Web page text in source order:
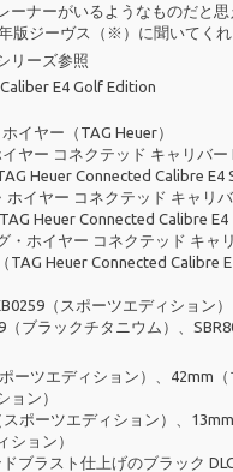
ーナーがいるようなものだと
版ジーヴス（※）に聞いてくれ
リーズ参照
E4 Golf Edition
イヤー（TAG Heuer）
ヤー コネクテッド キャリバー
Heuer Connected Calibre E4
ホイヤー コネクテッド キャリ
Heuer Connected Calibre E4
・ホイヤー コネクテッド キャ
TAG Heuer Connected Calibre
（スポーツエディション）
（ブラックチタニウム）、
ーツエディション）、42mm
ョン）
スポーツエディション）、
ション）
ブラスト仕上げのブラック